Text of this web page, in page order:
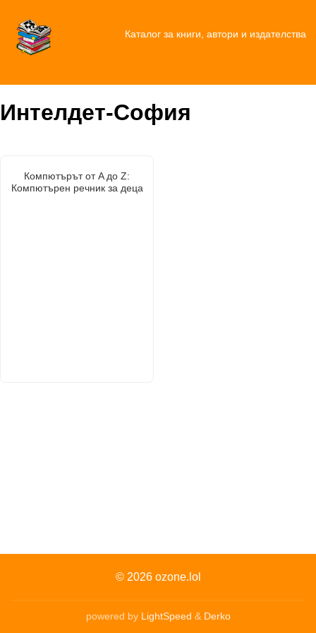
Каталог за книги, автори и издателства
Интелдет-София
Компютърът от A до Z:
Компютърен речник за деца
© 2026 ozone.lol
powered by LightSpeed & Derko